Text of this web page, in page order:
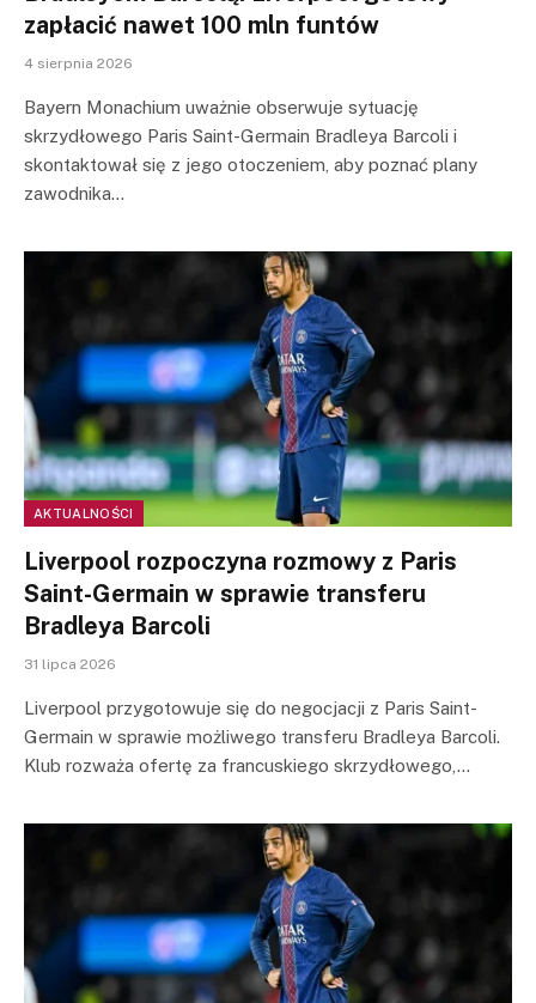
zapłacić nawet 100 mln funtów
4 sierpnia 2026
Bayern Monachium uważnie obserwuje sytuację
skrzydłowego Paris Saint-Germain Bradleya Barcoli i
skontaktował się z jego otoczeniem, aby poznać plany
zawodnika…
AKTUALNOŚCI
Liverpool rozpoczyna rozmowy z Paris
Saint-Germain w sprawie transferu
Bradleya Barcoli
31 lipca 2026
Liverpool przygotowuje się do negocjacji z Paris Saint-
Germain w sprawie możliwego transferu Bradleya Barcoli.
Klub rozważa ofertę za francuskiego skrzydłowego,…